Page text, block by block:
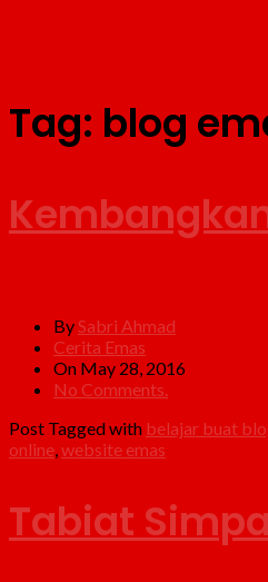
Tag: blog
BySabri Ahmad
Cerita Emas
On May 28, 2016
No Comments.
Post Tagged with belajar buat
online,website emas
Tabiat